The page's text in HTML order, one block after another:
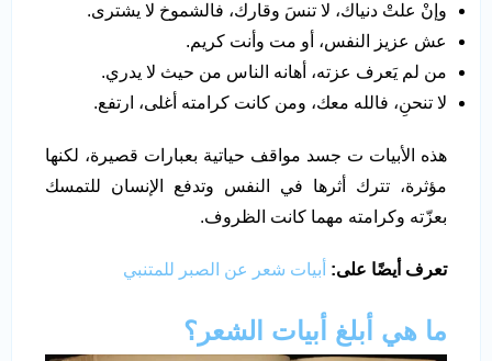
وإنْ علتْ دنياك، لا تنسَ وقارك، فالشموخ لا يشترى.
عش عزيز النفس، أو مت وأنت كريم.
من لم يَعرف عزته، أهانه الناس من حيث لا يدري.
لا تنحنِ، فالله معك، ومن كانت كرامته أغلى، ارتفع.
هذه الأبيات ت جسد مواقف حياتية بعبارات قصيرة، لكنها
مؤثرة، تترك أثرها في النفس وتدفع الإنسان للتمسك
بعزّته وكرامته مهما كانت الظروف.
تعرف أيضًا على: أبيات شعر عن الصبر للمتنبي
ما هي أبلغ أبيات الشعر؟